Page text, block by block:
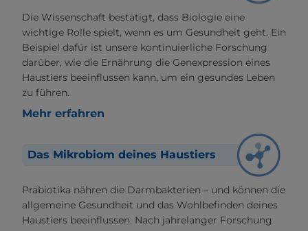
Die Wissenschaft bestätigt, dass Biologie eine
wichtige Rolle spielt, wenn es um Gesundheit geht. Ein
Beispiel dafür ist unsere kontinuierliche Forschung
darüber, wie die Ernährung die Genexpression eines
Haustiers beeinflussen kann, um ein gesundes Leben
zu führen.
Mehr erfahren
Das Mikrobiom deines Haustiers
Präbiotika nähren die Darmbakterien – und können die
allgemeine Gesundheit und das Wohlbefinden deines
Haustiers beeinflussen. Nach jahrelanger Forschung